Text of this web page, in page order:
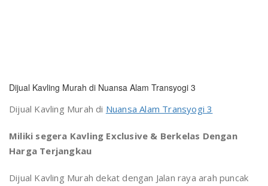
Dijual Kavling Murah di Nuansa Alam Transyogi 3
Dijual Kavling Murah di Nuansa Alam Transyogi 3
Miliki segera Kavling Exclusive & Berkelas Dengan
Harga Terjangkau
Dijual Kavling Murah dekat dengan Jalan raya arah puncak